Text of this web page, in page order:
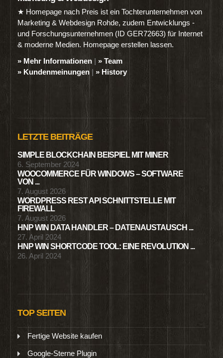
★ Homepage nach Preis ist ein Tochterunternehmen von
Marketing & Webdesign Rohde, zudem Entwicklungs -
und Forschungsunternehmen (ID GER72663) für Internet
& moderne Medien. Homepage erstellen lassen.
» Mehr Informationen | » Team
» Kundenmeinungen | » History
LETZTE BEITRÄGE
SIMPLE BLOCKCHAIN BEISPIEL MIT MINER
6. September 2024
WOOCOMMERCE FÜR WINDOWS – SOFTWARE
VON ...
7. August 2026
WORDPRESS REST API SCHNITTSTELLE MIT
FIREWALL
7. August 2026
HNP WIN DATA HANDLER – DATENAUSTAUSCH ...
27. April 2024
HNP WIN SHORTCODE TOOL: EINE REVOLUTION ...
26. April 2024
TOP SEITEN
Fertige Website kaufen
Google-Sterne Plugin